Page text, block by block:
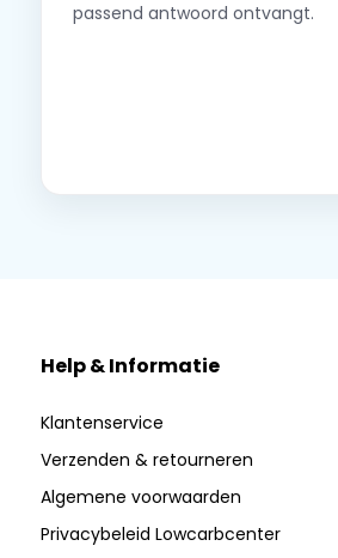
passend antwoord ontvangt.
Help & Informatie
Klantenservice
Verzenden & retourneren
Algemene voorwaarden
Privacybeleid Lowcarbcenter